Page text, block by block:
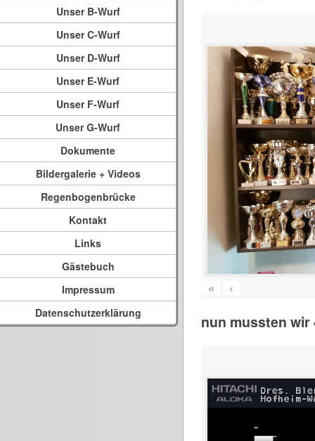
Unser B-Wurf
Unser C-Wurf
Unser D-Wurf
Unser E-Wurf
Unser F-Wurf
Unser G-Wurf
Dokumente
Bildergalerie + Videos
Regenbogenbrücke
Kontakt
Links
Gästebuch
Impressum
Datenschutzerklärung
« ‹
nun mussten wir